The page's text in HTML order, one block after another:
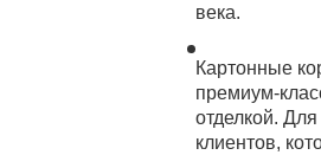
века.
Картонные
премиум-
отделкой. Для
клиентов,